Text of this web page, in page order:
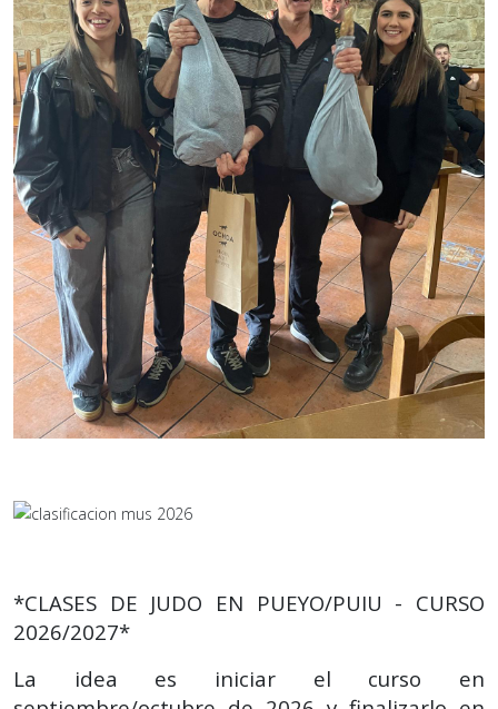
*CLASES DE JUDO EN PUEYO/PUIU - CURSO
2026/2027*
La idea es iniciar el curso en